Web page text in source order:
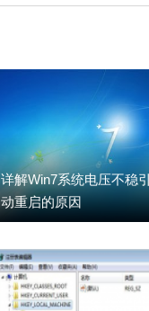
详解Win7系统电压不稳
动重启的原因